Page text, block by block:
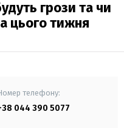
грози та чи
цього тижня
телефону:
044 390 5077